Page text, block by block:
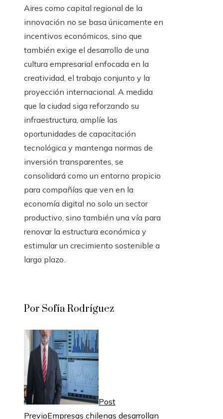
Aires como capital regional de la
innovación no se basa únicamente en
incentivos económicos, sino que
también exige el desarrollo de una
cultura empresarial enfocada en la
creatividad, el trabajo conjunto y la
proyección internacional. A medida
que la ciudad siga reforzando su
infraestructura, amplíe las
oportunidades de capacitación
tecnológica y mantenga normas de
inversión transparentes, se
consolidará como un entorno propicio
para compañías que ven en la
economía digital no solo un sector
productivo, sino también una vía para
renovar la estructura económica y
estimular un crecimiento sostenible a
largo plazo.
Por Sofía Rodríguez
Post
PrevioEmpresas chilenas desarrollan